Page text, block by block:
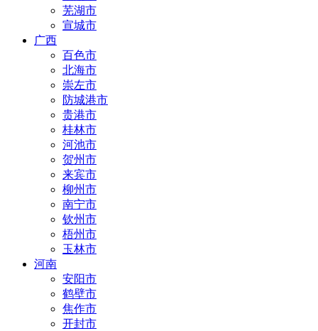
芜湖市
宣城市
广西
百色市
北海市
崇左市
防城港市
贵港市
桂林市
河池市
贺州市
来宾市
柳州市
南宁市
钦州市
梧州市
玉林市
河南
安阳市
鹤壁市
焦作市
开封市